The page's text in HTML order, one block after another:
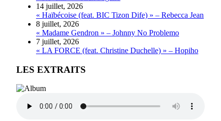
14 juillet, 2026
« Haïbécoise (feat. BIC Tizon Dife) » – Rebecca Jean
8 juillet, 2026
« Madame Gendron » – Johnny No Problemo
7 juillet, 2026
« LA FORCE (feat. Christine Duchelle) » – Hopiho
LES EXTRAITS